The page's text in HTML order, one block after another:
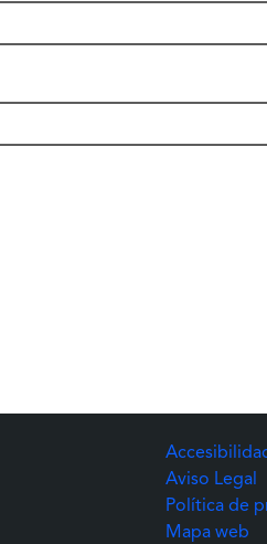
Aviso Legal
Política de
Mapa web